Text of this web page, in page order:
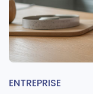
ENTREPRISE